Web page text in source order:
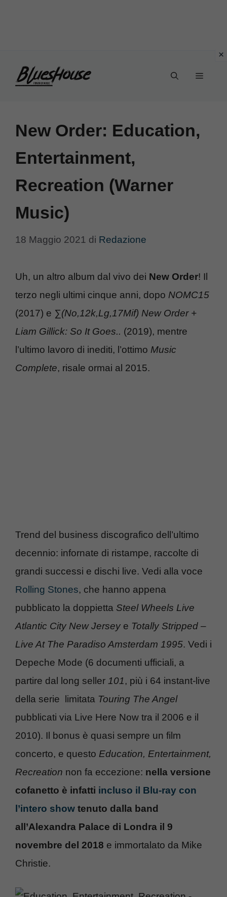
Menu
New Order: Education,
Entertainment,
Recreation (Warner
Music)
18 Maggio 2021 di Redazione
Uh, un altro album dal vivo dei New Order! Il
terzo negli ultimi cinque anni, dopo NOMC15
(2017) e ∑(No,12k,Lg,17Mif) New Order +
Liam Gillick: So It Goes.. (2019), mentre
l’ultimo lavoro di inediti, l’ottimo Music
Complete, risale ormai al 2015.
Trend del business discografico dell’ultimo
decennio: infornate di ristampe, raccolte di
grandi successi e dischi live. Vedi alla voce
Rolling Stones, che hanno appena
pubblicato la doppietta Steel Wheels Live
Atlantic City New Jersey e Totally Stripped –
Live At The Paradiso Amsterdam 1995. Vedi i
Depeche Mode (6 documenti ufficiali, a
partire dal long seller 101, più i 64 instant-live
della serie limitata Touring The Angel
pubblicati via Live Here Now tra il 2006 e il
2010). Il bonus è quasi sempre un film
concerto, e questo Education, Entertainment,
Recreation non fa eccezione: nella versione
cofanetto è infatti incluso il Blu-ray con
l’intero show tenuto dalla band
all’Alexandra Palace di Londra il 9
novembre del 2018 e immortalato da Mike
Christie.